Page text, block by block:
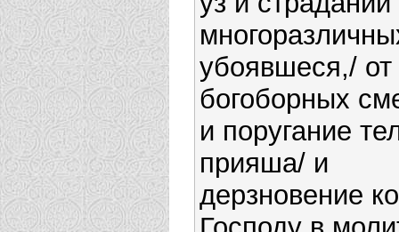
убоявшеся,/ от
богоборных
и поругание
прияша/ и
дерзновение ко